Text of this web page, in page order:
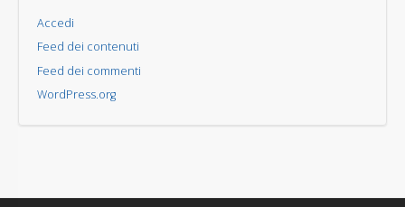
Accedi
Feed dei contenuti
Feed dei commenti
WordPress.org